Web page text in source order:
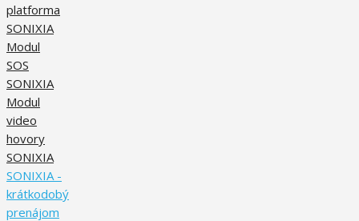
platforma
SONIXIA
Modul
SOS
SONIXIA
Modul
video
hovory
SONIXIA
SONIXIA -
krátkodobý
prenájom